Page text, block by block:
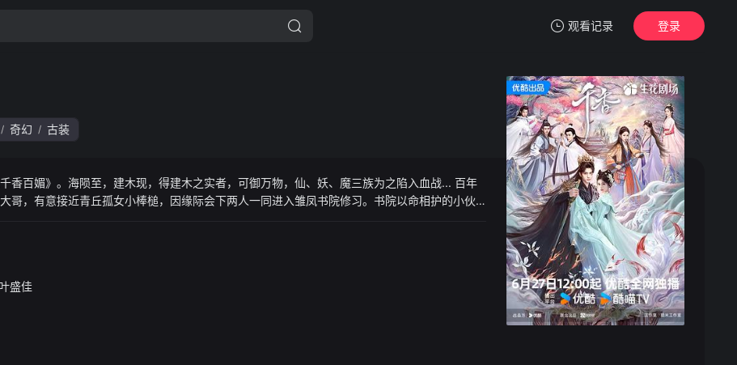
观看记录
暂无观看影片的记录
登录
/ 奇幻 / 古装
香百媚》。海陨至，建木现，得建木之实者，可御万物，仙、妖、魔三族为之陷入血战... 百年
哥，有意接近青丘孤女小棒槌，因缘际会下两人一同进入雏凤书院修习。书院以命相护的小伙
棒槌也不断脱胎换骨成了冰雪之姿的姜黎非。这闻所未闻的资质，令有心之人追查她的身世和
叶盛佳